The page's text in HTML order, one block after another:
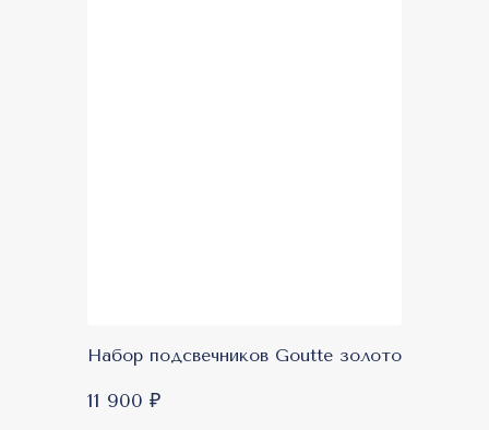
Набор подсвечников Goutte золото
11 900 ₽